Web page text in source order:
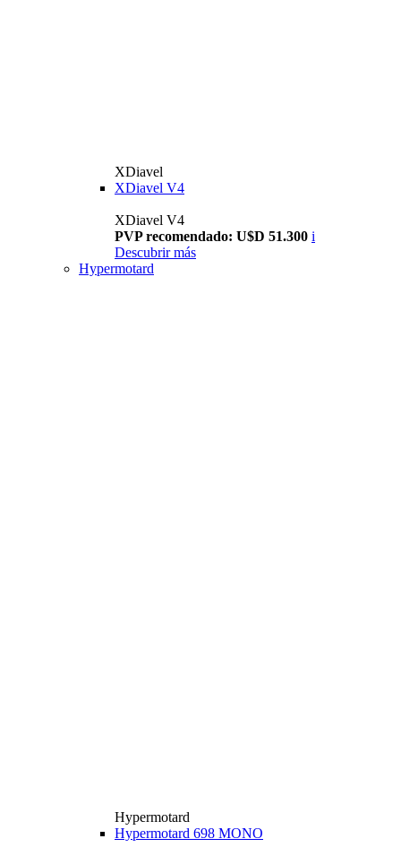
XDiavel
XDiavel V4
XDiavel V4
PVP recomendado: U$D 51.300 i
Descubrir más
Hypermotard
Hypermotard
Hypermotard 698 MONO